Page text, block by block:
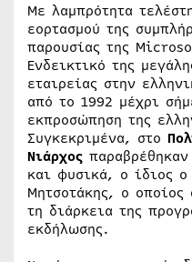
Με λαμπρότητα
εορτασμού της
παρουσίας της
Ενδεικτικό της
εταιρείας στην
από το 1992 μέχρι
εκπροσώπηση της
Συγκεκριμένα, στο
Νιάρχος
και φυσικά, ο ίδιος
Μητσοτάκης, ο οποίος
τη διάρκεια της
εκδήλωσης.